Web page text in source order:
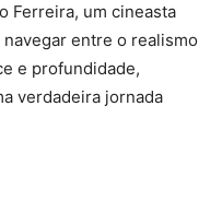
Ferreira, um cineasta
entre o realismo
e profundidade,
verdadeira jornada